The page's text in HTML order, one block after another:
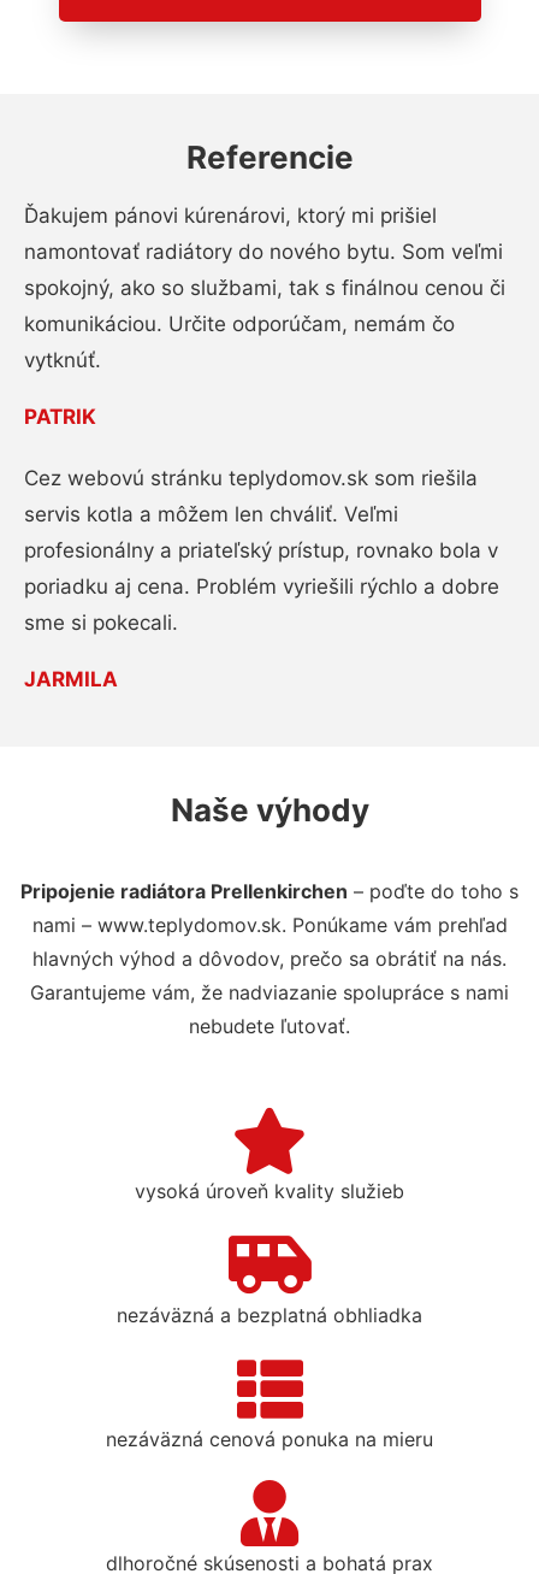
Referencie
Ďakujem pánovi kúrenárovi, ktorý mi prišiel
namontovať radiátory do nového bytu. Som veľmi
spokojný, ako so službami, tak s finálnou cenou či
komunikáciou. Určite odporúčam, nemám čo
vytknúť.
PATRIK
Cez webovú stránku teplydomov.sk som riešila
servis kotla a môžem len chváliť. Veľmi
profesionálny a priateľský prístup, rovnako bola v
poriadku aj cena. Problém vyriešili rýchlo a dobre
sme si pokecali.
JARMILA
Naše výhody
Pripojenie radiátora Prellenkirchen – poďte do toho s
nami – www.teplydomov.sk. Ponúkame vám prehľad
hlavných výhod a dôvodov, prečo sa obrátiť na nás.
Garantujeme vám, že nadviazanie spolupráce s nami
nebudete ľutovať.
vysoká úroveň kvality služieb
nezáväzná a bezplatná obhliadka
nezáväzná cenová ponuka na mieru
dlhoročné skúsenosti a bohatá prax